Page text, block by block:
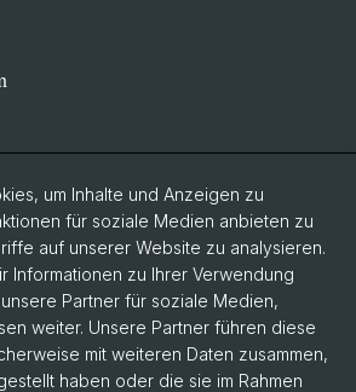
um Inhalte und Anzeigen zu
für soziale Medien anbieten zu
auf unserer Website zu analysieren.
Informationen zu Ihrer Verwendung
Partner für soziale Medien,
weiter. Unsere Partner führen diese
mit weiteren Daten zusammen,
haben oder die sie im Rahmen